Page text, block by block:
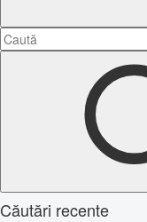
Căutări recente